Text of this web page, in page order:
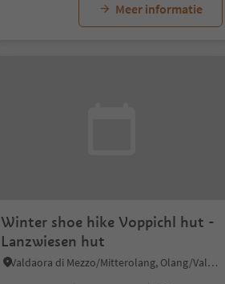
Meer informatie
Winter shoe hike Voppichl hut -
Lanzwiesen hut
Valdaora di Mezzo/Mitterolang, Olang/Valdaora, Dolomites Region Kronplatz/Plan de Corones